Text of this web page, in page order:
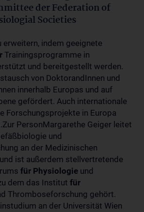
der Federation of
Societies
erweitern, indem geeignete
Trainingsprogramme in
und bereitgestellt werden.
von DoktorandInnen und
innerhalb Europas und auf
gefördert. Auch internationale
Forschungsprojekte in Europa
PersonMargarethe Geiger leitet
und
an der Medizinischen
ist außerdem stellvertretende
für Physiologie und
dem das Institut für
Thromboseforschung gehört.
an der Universität Wien